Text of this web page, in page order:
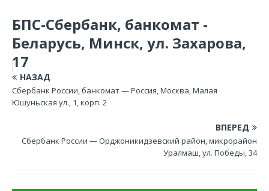
БПС-Сбербанк, банкомат -
Беларусь, Минск, ул. Захарова,
17
НАЗАД
Сбербанк России, банкомат — Россия, Москва, Малая
Юшуньская ул., 1, корп. 2
ВПЕРЕД
Сбербанк России — Орджоникидзевский район, микрорайон
Уралмаш, ул. Победы, 34